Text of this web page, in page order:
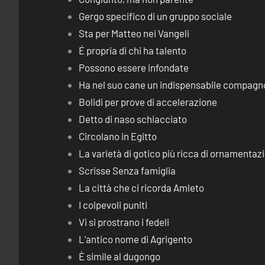
Gergo specifico di un gruppo sociale
Sta per Matteo nei Vangeli
É propria di chi ha talento
Possono essere infondate
Ha nel suo cane un indispensabile
Bolidi per prove di accelerazione
Detto di naso schiacciato
Circolano in Egitto
La varietà di gotico più ricca di
Scrisse Senza famiglia
La città che ci ricorda Amleto
I colpevoli puniti
Vi si prostrano i fedeli
L’antico nome di Agrigento
È simile al dugongo